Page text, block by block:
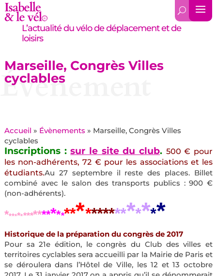
L’actualité du vélo de déplacement et de
loisirs
Marseille, Congrès Villes
cyclables
Évènement
Accueil » Évènements » Marseille, Congrès Villes
cyclables
Inscriptions :sur le site du club. 500 € pour
les non-adhérents, 72 € pour les associations et les
étudiants.Au 27 septembre il reste des places. Billet
combiné avec le salon des transports publics : 900 €
(non-adhérents).
*******************************
Historique de la préparation du congrès de 2017
Pour sa 21e édition, le congrès du Club des villes et
territoires cyclables sera accueilli par la Mairie de Paris et
se déroulera dans l’Hôtel de Ville, les 12 et 13 octobre